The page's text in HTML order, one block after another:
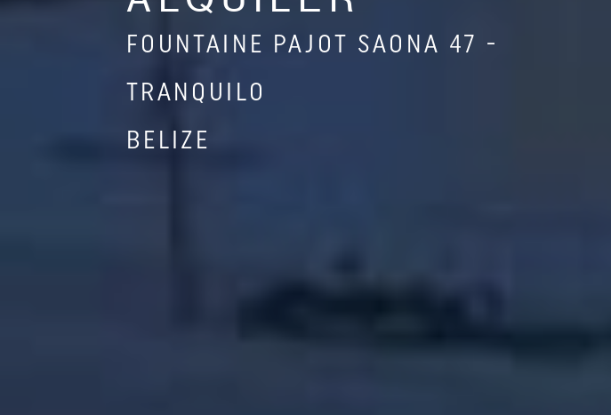
FOUNTAINE PAJOT SAONA 47 -
TRANQUILO
BELIZE